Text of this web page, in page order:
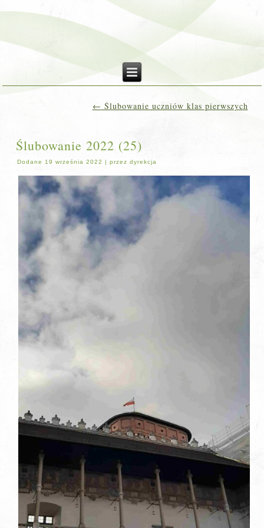
← Ślubowanie uczniów klas pierwszych
Ślubowanie 2022 (25)
Dodane 19 września 2022 |przez dyrekcja